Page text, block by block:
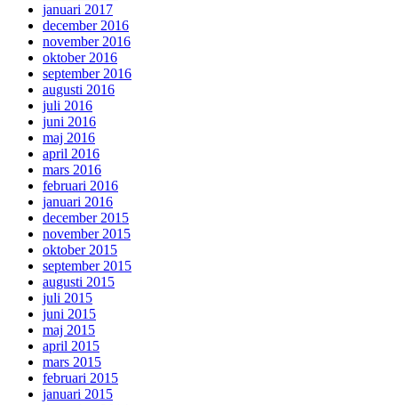
januari 2017
december 2016
november 2016
oktober 2016
september 2016
augusti 2016
juli 2016
juni 2016
maj 2016
april 2016
mars 2016
februari 2016
januari 2016
december 2015
november 2015
oktober 2015
september 2015
augusti 2015
juli 2015
juni 2015
maj 2015
april 2015
mars 2015
februari 2015
januari 2015